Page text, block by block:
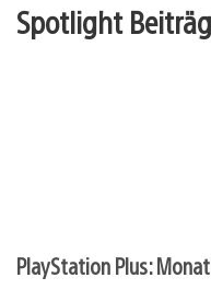
Spotlight
PlayStation Plus: